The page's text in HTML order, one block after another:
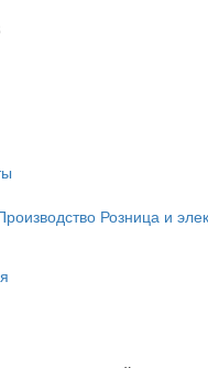
Розница и